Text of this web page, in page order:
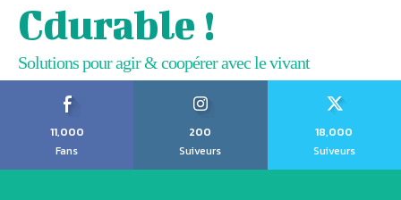
Cdurable !
Solutions pour agir & coopérer avec le vivant
11,000
Fans
200
Suiveurs
18,000
Suiveurs